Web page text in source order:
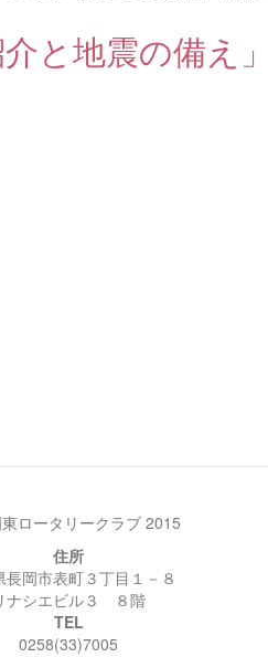
と地震の備え」
ロータリークラブ 2015
住所
長岡市表町３丁目１－８
ナシエビル３ ８階
TEL
0258(33)7005